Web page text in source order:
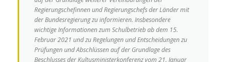
Regierungschefinnen und Regierungschefs der Ländermit
der Bundesregierung zu informieren. Insbesondere
wichtige Informationen zum Schulbetrieb ab dem 15.
Februar 2021 und zu Regelungen und Entscheidungen zu
Prüfungen und Abschlüssen auf der Grundlagedes
Beschlusses der Kultusministerkonferenz vom 21. Januar